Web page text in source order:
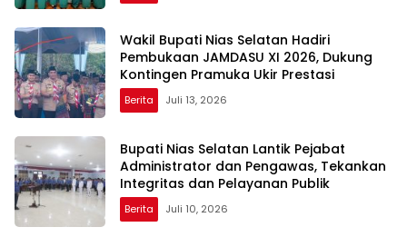
Wakil Bupati Nias Selatan Hadiri
Pembukaan JAMDASU XI 2026, Dukung
Kontingen Pramuka Ukir Prestasi
Berita Juli 13, 2026
Bupati Nias Selatan Lantik Pejabat
Administrator dan Pengawas, Tekankan
Integritas dan Pelayanan Publik
Berita Juli 10, 2026